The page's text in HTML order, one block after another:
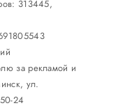
313445,
за рекламой и
ул.
24